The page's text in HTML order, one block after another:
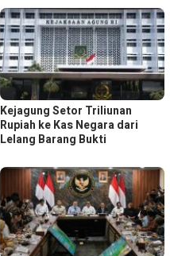
Kejagung Setor Triliunan
Rupiah ke Kas Negara dari
Lelang Barang Bukti